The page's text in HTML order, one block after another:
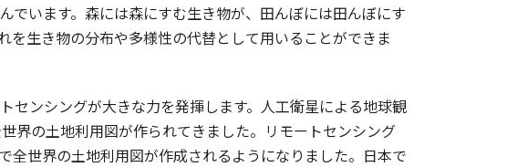
でいます。森には森にすむ生き物が、田んぼには田んぼにす
生き物の分布や多様性の代替として用いることができま
ンシングが大きな力を発揮します。人工衛星による地球観
界の土地利用図が作られてきました。リモートセンシング
世界の土地利用図が作成されるようになりました。日本で